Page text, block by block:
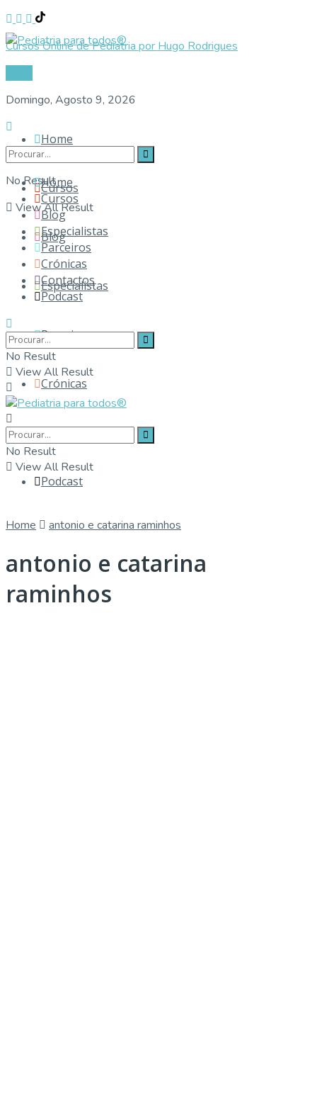
Cursos Online de Pediatria por Hugo Rodrigues
Domingo, Agosto 9, 2026
No Result
View All Result
Home
Cursos
Blog
Especialistas
Parceiros
Crónicas
Contactos
Podcast
Home
Cursos
Blog
Especialistas
Parceiros
Crónicas
Contactos
Podcast
No Result
View All Result
No Result
View All Result
Home antonio e catarina raminhos
antonio e catarina
raminhos